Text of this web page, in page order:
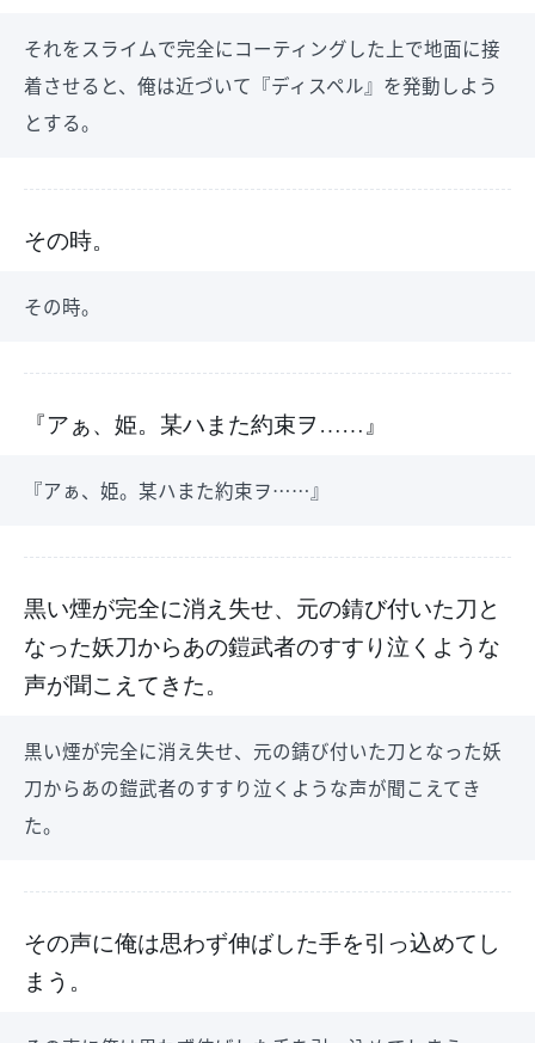
それをスライムで完全にコーティングした上で地面に接
着させると、俺は近づいて『ディスペル』を発動しよう
とする。
その時。
その時。
『アぁ、姫。某ハまた約束ヲ……』
『アぁ、姫。某ハまた約束ヲ……』
黒い煙が完全に消え失せ、元の錆び付いた刀と
なった妖刀からあの鎧武者のすすり泣くような
声が聞こえてきた。
黒い煙が完全に消え失せ、元の錆び付いた刀となった妖
刀からあの鎧武者のすすり泣くような声が聞こえてき
た。
その声に俺は思わず伸ばした手を引っ込めてし
まう。